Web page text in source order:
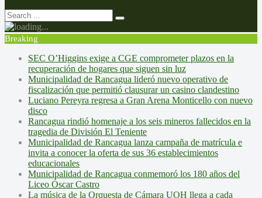
Breaking
SEC O’Higgins exige a CGE comprometer plazos en la
recuperación de hogares que siguen sin luz
Municipalidad de Rancagua lideró nuevo operativo de
fiscalización que permitió clausurar un casino clandestino
Luciano Pereyra regresa a Gran Arena Monticello con nuevo
disco
Rancagua rindió homenaje a los seis mineros fallecidos en la
tragedia de División El Teniente
Municipalidad de Rancagua lanza campaña de matrícula e
invita a conocer la oferta de sus 36 establecimientos
educacionales
Municipalidad de Rancagua conmemoró los 180 años del
Liceo Óscar Castro
La música de la Orquesta de Cámara UOH llega a cada